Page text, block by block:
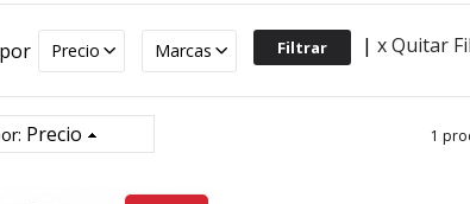
Precio Marcas | x Quitar
Precio 1